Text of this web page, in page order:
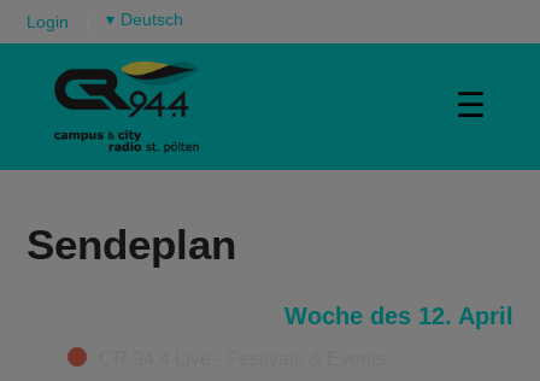
Login ▾
☰
Sendeplan
Woche des 12. April
Categories